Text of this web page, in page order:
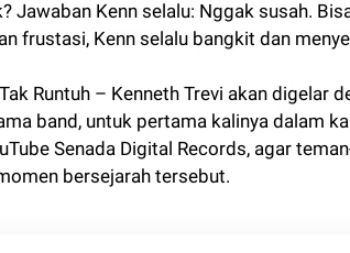
Jawaban Kenn selalu: Nggak susah.
frustasi, Kenn selalu bangkit dan
Runtuh – Kenneth Trevi akan digelar
band, untuk pertama kalinya dalam
Senada Digital Records, agar
bersejarah tersebut.